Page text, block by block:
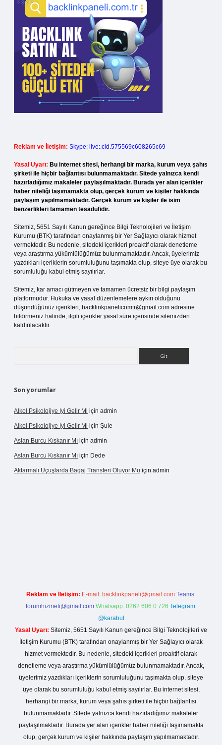
Reklam ve İletişim: Skype: live:.cid.575569c608265c69
Yasal Uyarı: Bu internet sitesi, herhangi bir marka, kurum veya şahıs
şirketi ile hiçbir bağlantısı bulunmamaktadır. Sitede yalnızca kendi
hazırladığımız makaleler paylaşılmaktadır. Burada yer alan içerikler
haber niteliği taşımamakta olup, gerçek kurum ve kişiler hakkında
paylaşım yapılmamaktadır. Gerçek kurum ve kişiler ile isim
benzerlikleri tamamen tesadüfidir.
Sitemiz, 5651 Sayılı Kanun gereğince Bilgi Teknolojileri ve İletişim
Kurumu (BTK) tarafından onaylanmış bir Yer Sağlayıcı olarak hizmet
vermektedir. Bu nedenle, sitedeki içerikleri proaktif olarak denetleme
veya araştırma yükümlülüğümüz bulunmamaktadır. Ancak, üyelerimiz
yazdıkları içeriklerin sorumluluğunu taşımakta olup, siteye üye olarak bu
sorumluluğu kabul etmiş sayılırlar.
Sitemiz, kar amacı gütmeyen ve tamamen ücretsiz bir bilgi paylaşım
platformudur. Hukuka ve yasal düzenlemelere aykırı olduğunu
düşündüğünüz içerikleri, backlinkpanelicomtr@gmail.com adresine
bildirmeniz halinde, ilgili içerikler yasal süre içerisinde sitemizden
kaldırılacaktır.
Son yorumlar
Alkol Psikolojiye Iyi Gelir Mi için admin
Alkol Psikolojiye Iyi Gelir Mi için Şule
Aslan Burcu Kıskanır Mı için admin
Aslan Burcu Kıskanır Mı için Dede
Aktarmalı Uçuşlarda Bagaj Transferi Oluyor Mu için admin
Reklam ve İletişim: E-mail: backlinkpaneli@gmail.com Teams:
forumhizmeti@gmail.com Whatsapp: 0262 606 0 726 Telegram:
@karabul
Yasal Uyarı: Sitemiz, 5651 Sayılı Kanun gereğince Bilgi Teknolojileri ve
İletişim Kurumu (BTK) tarafından onaylanmış bir Yer Sağlayıcı olarak
hizmet vermektedir. Bu nedenle, sitedeki içerikleri proaktif olarak
denetleme veya araştırma yükümlülüğümüz bulunmamaktadır. Ancak,
üyelerimiz yazdıkları içeriklerin sorumluluğunu taşımakta olup, siteye
üye olarak bu sorumluluğu kabul etmiş sayılırlar. Bu internet sitesi,
herhangi bir marka, kurum veya şahıs şirketi ile hiçbir bağlantısı
bulunmamaktadır. Sitede yalnızca kendi hazırladığımız makaleler
paylaşılmaktadır. Burada yer alan içerikler haber niteliği taşımamakta
olup, gerçek kurum ve kişiler hakkında paylaşım yapılmamaktadır.